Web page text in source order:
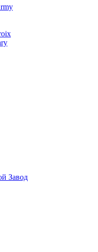
Завод